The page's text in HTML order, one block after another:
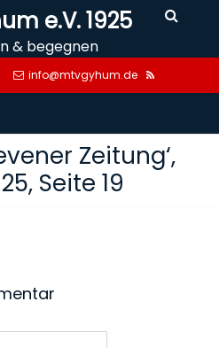
e.V. 1925
& begegnen
info@mtvgyhum.de
Zeitung‘,
Seite 19